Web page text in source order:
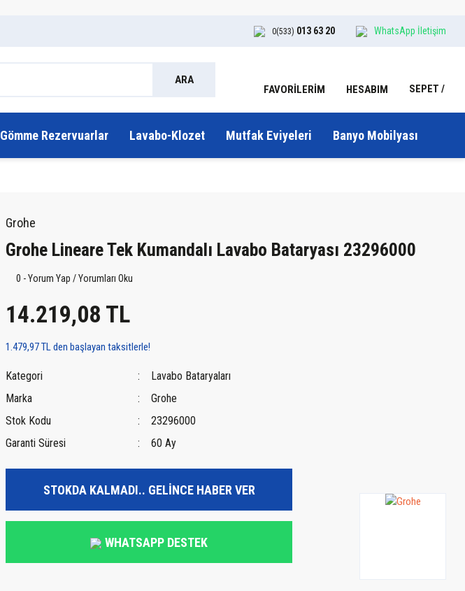
0(533) 013 63 20 WhatsApp İletişim
ARA
FAVORİLERİM HESABIM SEPET
Gömme Rezervuarlar Lavabo-Klozet Mutfak Eviyeleri Banyo Mobilyası
Grohe
Grohe Lineare Tek Kumandalı Lavabo Bataryası 23296000
0 - Yorum Yap / Yorumları Oku
14.219,08 TL
1.479,97 TL den başlayan taksitlerle!
Kategori
Lavabo Bataryaları
Marka
Grohe
Stok Kodu
23296000
Garanti Süresi
60 Ay
STOKDA KALMADI.. GELİNCE HABER VER
WHATSAPP DESTEK